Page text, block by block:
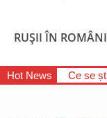
RUȘII ÎN
Hot News Ce se